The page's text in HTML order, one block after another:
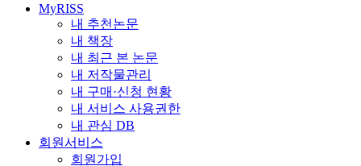
MyRISS
내 추천논문
내 책장
내 최근 본 논문
내 저작물관리
내 구매·신청 현황
내 서비스 사용권한
내 관심 DB
회원서비스
회원가입